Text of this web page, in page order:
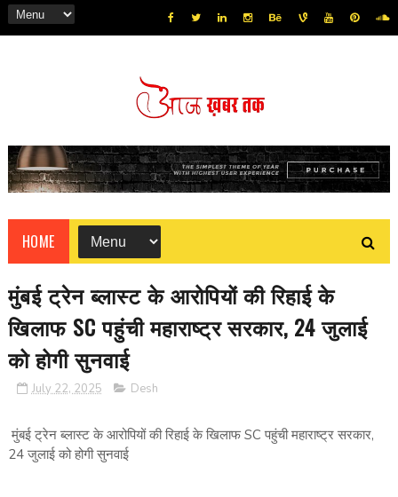
HOME
मुंबई ट्रेन ब्लास्ट के आरोपियों की रिहाई के
खिलाफ SC पहुंची महाराष्ट्र सरकार, 24 जुलाई
को होगी सुनवाई
July 22, 2025 Desh
मुंबई ट्रेन ब्लास्ट के आरोपियों की रिहाई के खिलाफ SC पहुंची महाराष्ट्र सरकार,
24 जुलाई को होगी सुनवाई